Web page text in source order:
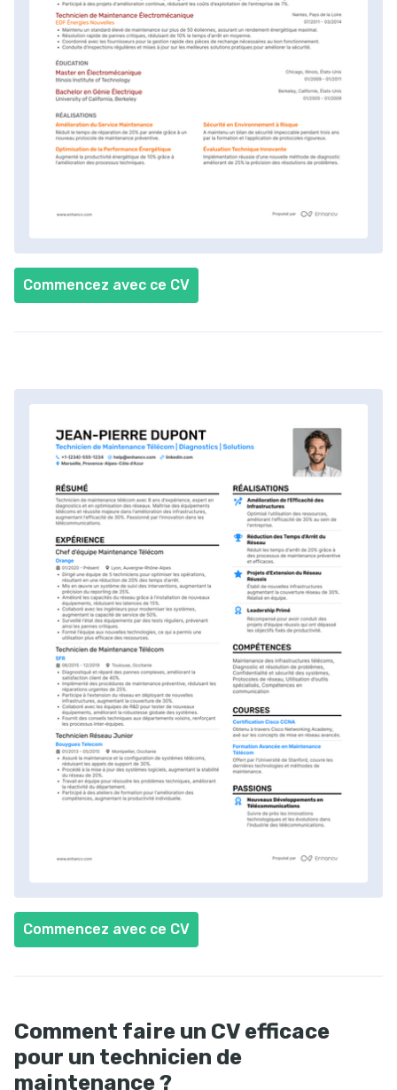
Commencez avec ce CV
Commencez avec ce CV
Comment faire un CV efficace
pour un technicien de
maintenance ?